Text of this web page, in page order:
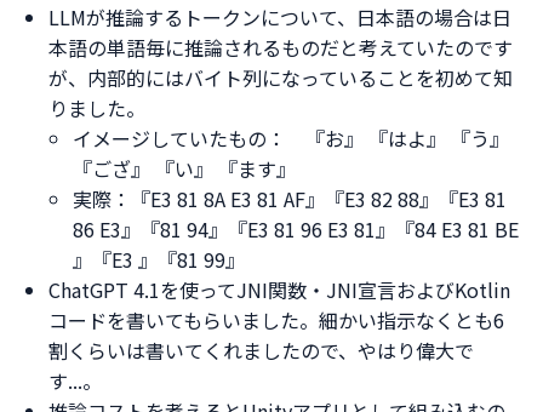
LLMが推論するトークンについて、日本語の場合は日
本語の単語毎に推論されるものだと考えていたのです
が、内部的にはバイト列になっていることを初めて知
りました。
イメージしていたもの： 『お』 『はよ』 『う』
『ござ』 『い』 『ます』
実際：『E3 81 8A E3 81 AF』『E3 82 88』『E3 81
86 E3』『81 94』『E3 81 96 E3 81』『84 E3 81 BE
』『E3 』『81 99』
ChatGPT 4.1を使ってJNI関数・JNI宣言およびKotlin
コードを書いてもらいました。細かい指示なくとも6
割くらいは書いてくれましたので、やはり偉大で
す...。